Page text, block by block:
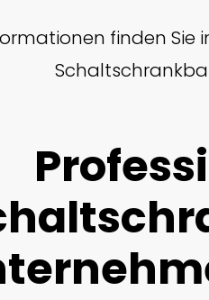
finden Sie